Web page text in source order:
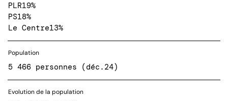
PLR19%
PS18%
Le Centre13%
Population
5 466 personnes (déc.24)
Evolution de la population